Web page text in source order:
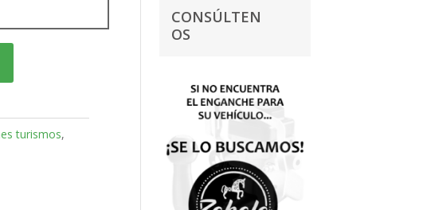
turismos,
CONSÚLTEN
OS